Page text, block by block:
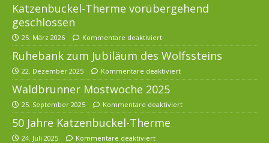
Katzenbuckel-Therme vorübergehend
geschlossen
25. März 2026 Kommentare deaktiviert
Ruhebank zum Jubiläum des Wolfssteins
22. Dezember 2025 Kommentare deaktiviert
Waldbrunner Mostwoche 2025
25. September 2025 Kommentare deaktiviert
50 Jahre Katzenbuckel-Therme
24. Juli 2025 Kommentare deaktiviert